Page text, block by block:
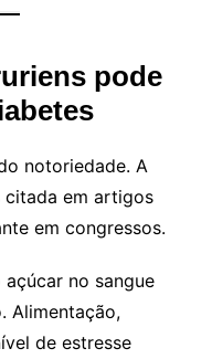
pode
notoriedade. A
citada em artigos
em congressos.
no sangue
Alimentação,
de estresse